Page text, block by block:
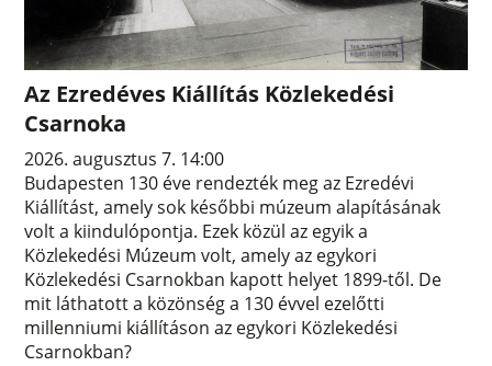
Az Ezredéves Kiállítás Közlekedési
Csarnoka
2026. augusztus 7. 14:00
Budapesten 130 éve rendezték meg az Ezredévi
Kiállítást, amely sok későbbi múzeum alapításának
volt a kiindulópontja. Ezek közül az egyik a
Közlekedési Múzeum volt, amely az egykori
Közlekedési Csarnokban kapott helyet 1899-től. De
mit láthatott a közönség a 130 évvel ezelőtti
millenniumi kiállításon az egykori Közlekedési
Csarnokban?